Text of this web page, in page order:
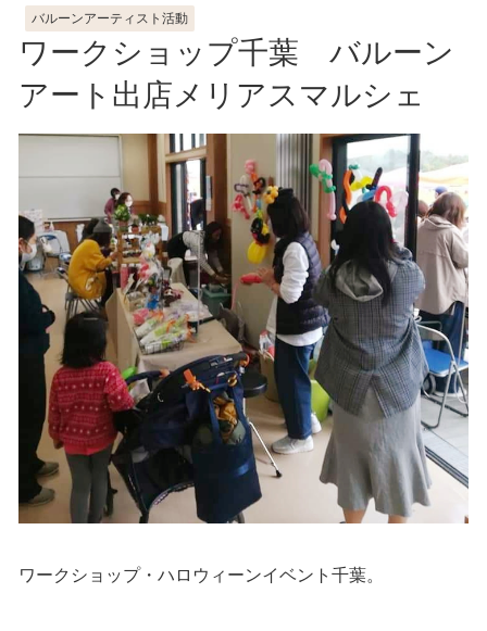
バルーンアーティスト活動
ワークショップ千葉 バルーン
アート出店メリアスマルシェ
ワークショップ・ハロウィーンイベント千葉。